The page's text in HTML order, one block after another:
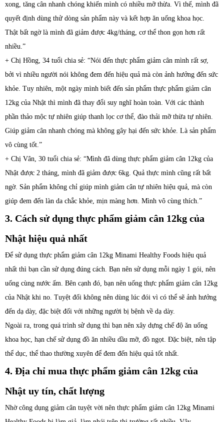
xong, tăng cân nhanh chóng khiến mình có nhiều mỡ thừa. Vì thế, mình đã
quyết định dùng thử dòng sản phẩm này và kết hợp ăn uống khoa học.
Thật bất ngờ là mình đã giảm được 4kg/tháng, cơ thể thon gọn hơn rất
nhiều.”
+ Chị Hồng, 34 tuổi chia sẻ: “Nói đến thực phẩm giảm cân mình rất sợ,
bởi vì nhiều người nói không đem đến hiệu quả mà còn ảnh hưởng đến sức
khỏe. Tuy nhiên, một ngày mình biết đến sản phẩm thực phẩm giảm cân
12kg của Nhật thì mình đã thay đổi suy nghĩ hoàn toàn. Với các thành
phần thảo mộc tự nhiên giúp thanh lọc cơ thể, đào thải mỡ thừa tự nhiên.
Giúp giảm cân nhanh chóng mà không gây hại đến sức khỏe. Là sản phẩm
vô cùng tốt.”
+ Chị Vân, 30 tuổi chia sẻ: “Mình đã dùng thực phẩm giảm cân 12kg của
Nhật được 2 tháng, mình đã giảm được 6kg. Quả thực mình cũng rất bất
ngờ. Sản phẩm không chỉ giúp mình giảm cân tự nhiên hiệu quả, mà còn
giúp đem đến làn da chắc khỏe, mịn màng hơn. Mình vô cùng thích.”
3. Cách sử dụng thực phẩm giảm cân 12kg của
Nhật hiệu quả nhất
Để sử dụng thực phẩm giảm cân 12kg Minami Healthy Foods hiệu quả
nhất thì bạn cần sử dụng đúng cách. Bạn nên sử dụng mỗi ngày 1 gói, nên
uống cùng nước ấm. Bên cạnh đó, bạn nên uống thực phẩm giảm cân 12kg
của Nhật khi no. Tuyệt đối không nên dùng lúc đói vì có thể sẽ ảnh hưởng
đến dạ dày, đặc biệt đối với những người bị bệnh về dạ dày.
Ngoài ra, trong quá trình sử dụng thì bạn nên xây dựng chế độ ăn uống
khoa học, hạn chế sử dụng đồ ăn nhiều dầu mỡ, đồ ngọt. Đặc biệt, nên tập
thể dục, thể thao thường xuyên để đem đến hiệu quả tốt nhất.
4. Địa chỉ mua thực phẩm giảm cân 12kg của
Nhật uy tín, chất lượng
Nhờ công dụng giảm cân tuyệt vời nên thực phẩm giảm cân 12kg Minami